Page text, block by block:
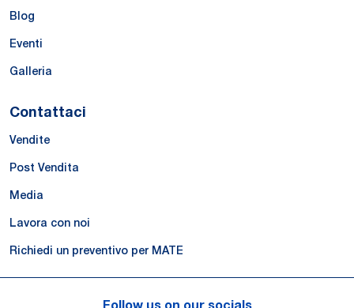
Blog
Eventi
Galleria
Contattaci
Vendite
Post Vendita
Media
Lavora con noi
Richiedi un preventivo per MATE
Follow us on our socials